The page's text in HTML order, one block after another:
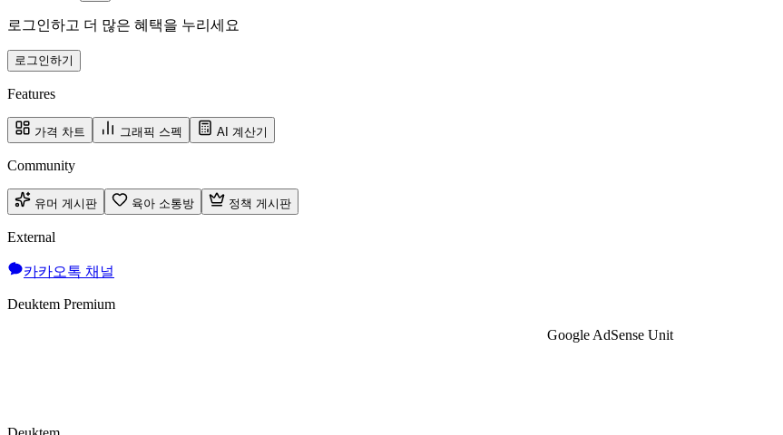
로그인하고 더 많은 혜택을 누리세요
로그인하기
Features
가격 차트 그래픽 스펙 AI 계산기
Community
유머 게시판 육아 소통방 정책 게시판
External
카카오톡 채널
Deuktem Premium
Google AdSense Unit